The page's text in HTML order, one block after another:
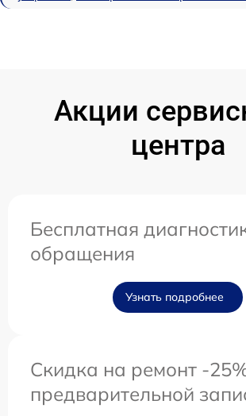
Акции
центра
Бесплатная
обращения
Узнать подробнее
Скидка на ремонт -
предварительной